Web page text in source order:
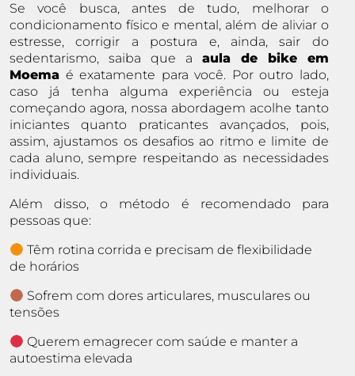
Se você busca, antes de tudo, melhorar o
condicionamento físico e mental, além de aliviar o
estresse, corrigir a postura e, ainda, sair do
sedentarismo, saiba que a aula de bike em
Moema é exatamente para você. Por outro lado,
caso já tenha alguma experiência ou esteja
começando agora, nossa abordagem acolhe tanto
iniciantes quanto praticantes avançados, pois,
assim, ajustamos os desafios ao ritmo e limite de
cada aluno, sempre respeitando as necessidades
individuais.
Além disso, o método é recomendado para
pessoas que:
Têm rotina corrida e precisam de flexibilidade
de horários
Sofrem com dores articulares, musculares ou
tensões
Querem emagrecer com saúde e manter a
autoestima elevada